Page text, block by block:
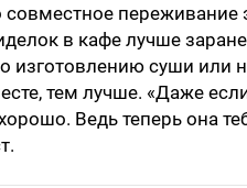
совместное
в кафе лучше
изготовлению суши или
тем лучше. «Даже
Ведь теперь она